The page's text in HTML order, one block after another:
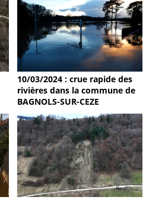
10/03/2024 : crue rapide des
rivières dans la commune de
BAGNOLS-SUR-CEZE